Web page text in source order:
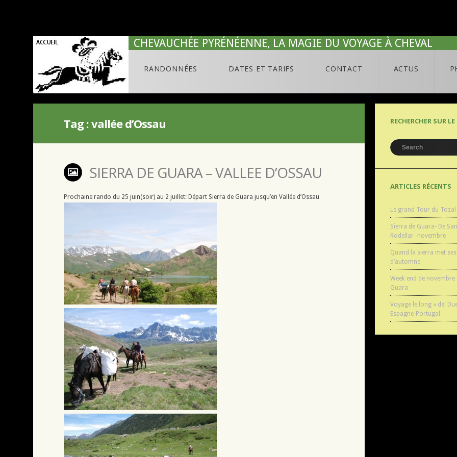
CHEVAUCHÉE PYRÉNÉENNE, LA MAGIE DU VOYAGE À CHEVAL
RANDONNÉES DATES ET TARIFS CONTACT ACTUS
Tag :vallée d’Ossau
SIERRA DE GUARA – VALLEE D’OSSAU
Prochaine rando du 25 juin(soir) au 2 juillet: Départ Sierra de Guara jusqu’en Vallée d’Ossau
RECHERCHER SUR
ARTICLES RÉCENTS
Le grand Tour du
Sierra de Guara- De
Rodellar -novembre
Quand la sierra met
d’automne
Week end de novembre
Guara
Voyage le long « del
Espagne-Portugal